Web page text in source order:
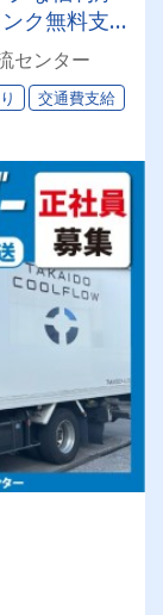
ク無料支
センター
交通費支給